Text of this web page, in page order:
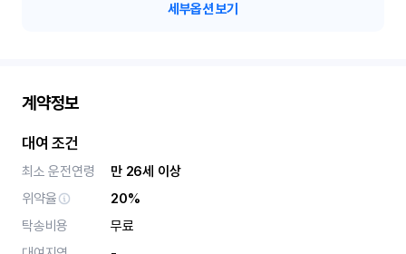
세부옵션 보기
계약정보
대여 조건
최소 운전연령
만 26세 이상
위약율
20%
탁송비용
무료